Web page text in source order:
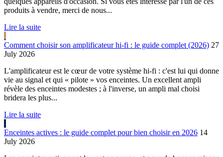
produits à vendre, merci de nous...
Lire la suite
Comment choisir son amplificateur hi-fi : le guide complet (2026) 27
July 2026
L'amplificateur est le cœur de votre système hi-fi : c'est lui qui donne
vie au signal et qui « pilote » vos enceintes. Un excellent ampli
révèle des enceintes modestes ; à l'inverse, un ampli mal choisi
bridera les plus...
Lire la suite
Enceintes actives : le guide complet pour bien choisir en 2026 14
July 2026